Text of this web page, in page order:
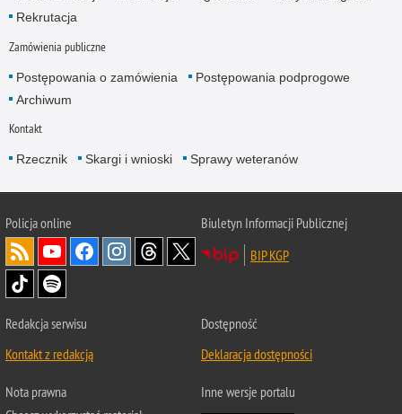
Rekrutacja
Zamówienia publiczne
Postępowania o zamówienia
Postępowania podprogowe
Archiwum
Kontakt
Rzecznik Skargi i wnioski Sprawy weteranów
Policjaonline
Biuletyn Informacji Publicznej
BIP KGP
Redakcja serwisu
Kontakt z redakcją
Dostępność
Deklaracja dostępności
Nota prawna
Inne wersje portalu